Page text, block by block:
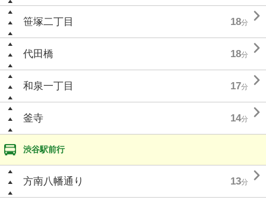
笹塚二丁目 18分 
代田橋 18分 
和泉一丁目 17分 
釜寺 14分 
渋谷駅前行
方南八幡通り 13分 